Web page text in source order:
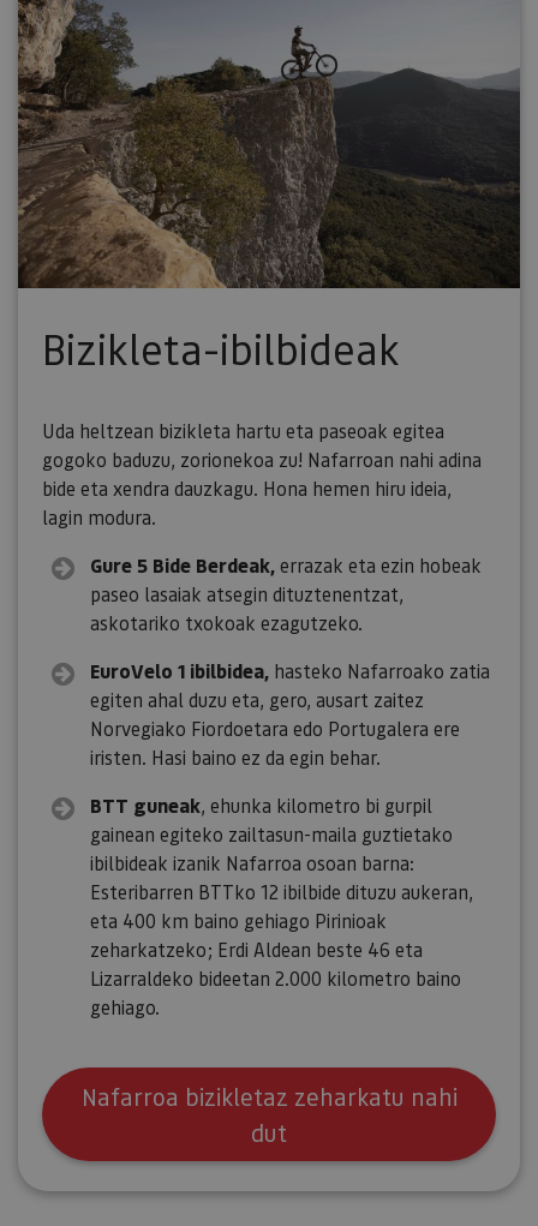
Bizikleta-ibilbideak
Uda heltzean bizikleta hartu eta paseoak egitea
gogoko baduzu, zorionekoa zu! Nafarroan nahi adina
bide eta xendra dauzkagu. Hona hemen hiru ideia,
lagin modura.
Gure 5 Bide Berdeak,errazak eta ezin hobeak
paseo lasaiak atsegin dituztenentzat,
askotariko txokoak ezagutzeko.
EuroVelo 1 ibilbidea, hasteko Nafarroako zatia
egiten ahal duzu eta, gero, ausart zaitez
Norvegiako Fiordoetara edo Portugalera ere
iristen. Hasi baino ez da egin behar.
BTT guneak, ehunka kilometro bi gurpil
gainean egiteko zailtasun-maila guztietako
ibilbideak izanik Nafarroa osoan barna:
Esteribarren BTTko 12 ibilbide dituzu aukeran,
eta 400 km baino gehiago Pirinioak
zeharkatzeko; Erdi Aldean beste 46 eta
Lizarraldeko bideetan 2.000 kilometro baino
gehiago.
Nafarroa bizikletaz zeharkatu nahi
dut